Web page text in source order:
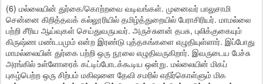
(6) மல்லையின் துர்கை/கொற்றவை வடிவங்கள். முனைவர் பாலுசாமி
சென்னை கிறித்தவக் கல்லூரியில் தமிழ்த்துறையில் பேராசிரியர். மாமல்லை
பற்றி சீரிய ஆய்வுகள் செய்துவருபவர். அருச்சுனன் தபசு, புலிக்குகையும்
கிருஷ்ண மண்டபமும் என்ற இரண்டு புத்தகங்களை எழுதியுள்ளார். இப்போது
மாமல்லையின் துர்கை பற்றி ஒரு நூலை எழுதிவருகிறார். இவருடைய பேச்சு
அரங்கில் உள்ளோரைக் கட்டிப்போடக்கூடிய ஒன்று. மல்லையின் மிகப்
புகழ்பெற்ற ஒரு சிற்பம் மகிஷனை தேவி சமரில் எதிர்கொள்ளும் மிக